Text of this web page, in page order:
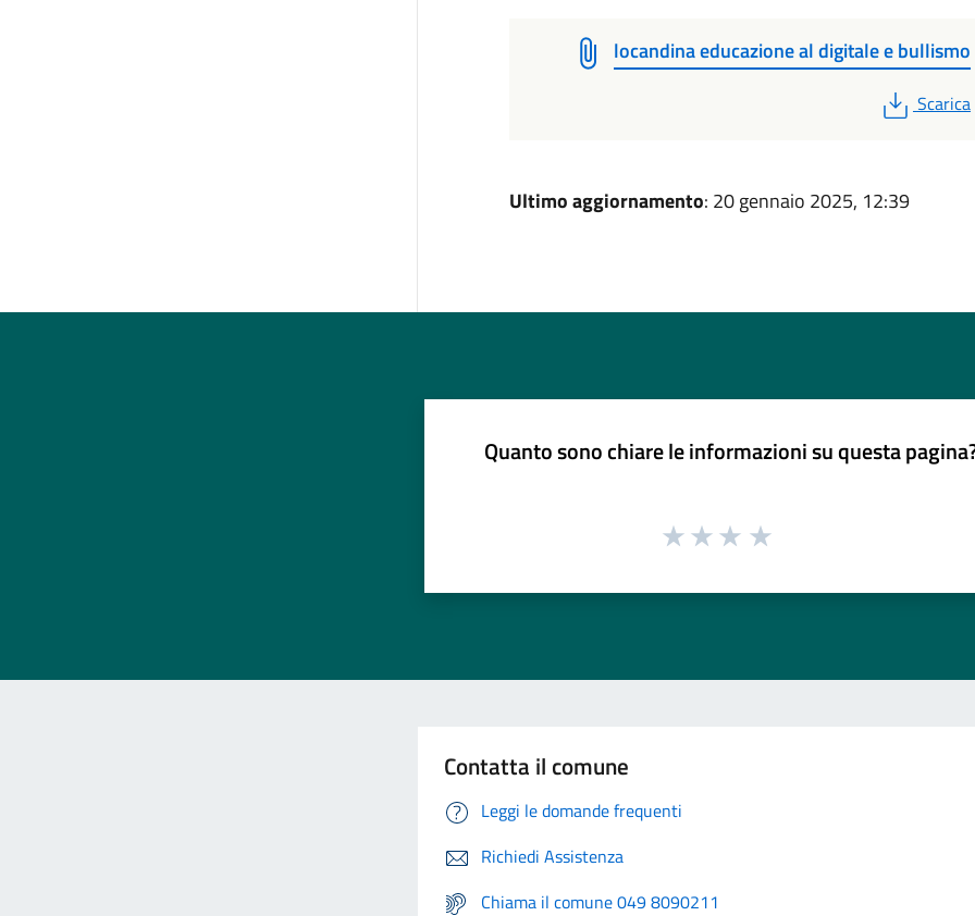
locandina educazione al digitale e bullismo
PDF
Scarica
Ultimo aggiornamento: 20 gennaio 2025, 12:39
Quanto sono chiare le informazioni su questa
Contatta il comune
Leggi le domande frequenti
Richiedi Assistenza
Chiama il comune 049 8090211